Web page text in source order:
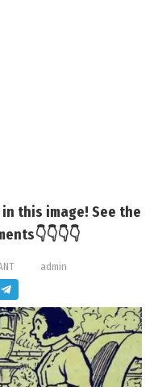
this image! See the
admin